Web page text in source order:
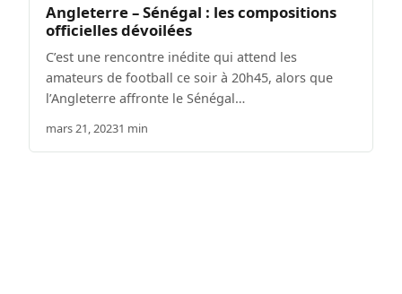
Angleterre – Sénégal : les compositions
officielles dévoilées
C’est une rencontre inédite qui attend les
amateurs de football ce soir à 20h45, alors que
l’Angleterre affronte le Sénégal…
mars 21, 20231 min